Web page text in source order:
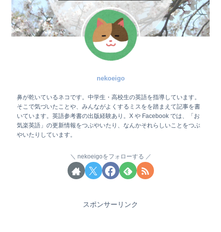
nekoeigo
鼻が乾いているネコです。中学生・高校生の英語を指導しています。
そこで気づいたことや、みんながよくするミスをを踏まえて記事を書
いています。英語参考書の出版経験あり。X や Facebook では、「お
気楽英語」の更新情報をつぶやいたり、なんかそれらしいことをつぶ
やいたりしています。
nekoeigoをフォローする
スポンサーリンク